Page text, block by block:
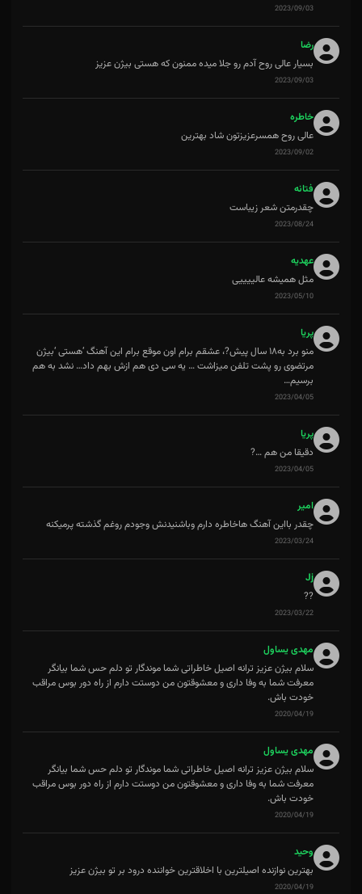
2023/09/03
رضا
بسیار عالی روح آدم رو جلا میده ممنون که هستی بیژن عزیز
2023/09/03
خاطره
عالی روح همسرعزیزتون شاد بهترین
2023/09/02
فتانه
چقدرمتن شعر زیباست
2023/08/24
عهدیه
مثل همیشه عالییییی
2023/05/10
پریا
منو برد به‌۱۸ سال پیش‌?، عشقم برام اون موقع برام این آهنگ ‘هستی ‘بیژن
مرتضوی رو پشت تلفن میزاشت … یه سی دی هم ازش بهم داد… نشد به هم
برسیم…
2023/04/05
پریا
دقیقا من هم …?
2023/04/05
امیر
چقدر بااین آهنگ هاخاطره دارم وباشنیدنش وجودم روغم گذشته پرمیکنه
2023/03/24
Jj
??
2023/03/22
مهدی یساول
سلام بیژن عزیز ترانه اصیل خاطراتی شما موندگار تو دلم حس شما بیانگر
معرفت شما به وفا داری و معشوقتون من دوستت دارم از راه دور بوس مراقب
خودت باش.
2020/04/19
مهدی یساول
سلام بیژن عزیز ترانه اصیل خاطراتی شما موندگار تو دلم حس شما بیانگر
معرفت شما به وفا داری و معشوقتون من دوستت دارم از راه دور بوس مراقب
خودت باش.
2020/04/19
وحید
بهترین نوازنده اصیلترین با اخلاقترین خواننده درود بر تو بیژن عزیز
2020/04/19